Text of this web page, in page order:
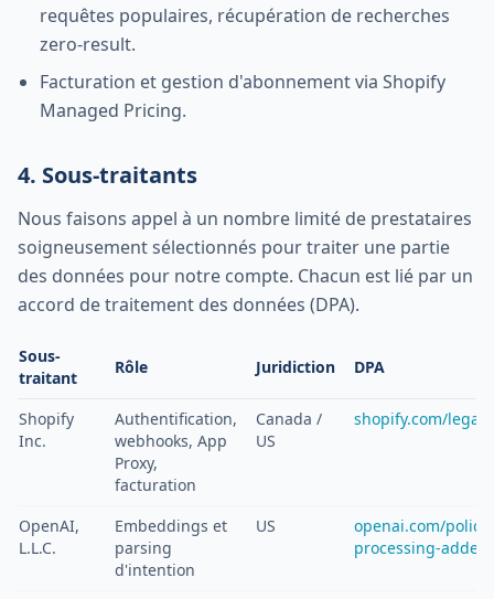
requêtes populaires, récupération de recherches
zero-result.
Facturation et gestion d'abonnement via Shopify
Managed Pricing.
4. Sous-traitants
Nous faisons appel à un nombre limité de prestataires
soigneusement sélectionnés pour traiter une partie
des données pour notre compte. Chacun est lié par un
accord de traitement des données (DPA).
Sous-
traitant
Rôle Juridiction DPA
Shopify
Inc.
Authentification,
webhooks, App
Proxy,
facturation
Canada /
US
shopify.com/legal/
OpenAI,
L.L.C.
Embeddings et
parsing
d'intention
US
openai.com/
processing-